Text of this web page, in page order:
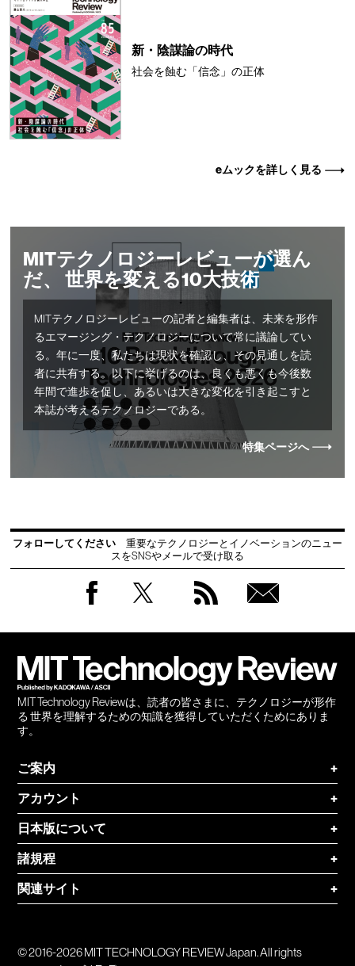
新・陰謀論の時代
社会を蝕む「信念」の正体
eムックを詳しく見る
MITテクノロジーレビューが選ん
だ、 世界を変える10大技術
MITテクノロジーレビューの記者と編集者は、未来を形作
るエマージング・テクノロジーについて常に議論してい
る。年に一度、私たちは現状を確認し、その見通しを読
者に共有する。以下に挙げるのは、良くも悪くも今後数
年間で進歩を促し、あるいは大きな変化を引き起こすと
本誌が考えるテクノロジーである。
特集ページへ
フォローしてください
重要なテクノロジーとイノベーションのニュー
スをSNSやメールで受け取る
MIT Technology Reviewは、読者の皆さまに、テクノロジーが形作
る 世界を理解するための知識を獲得していただくためにありま
す。
ご案内
+
アカウント
+
日本版について
+
諸規程
+
関連サイト
+
© 2016-2026 MIT TECHNOLOGY REVIEW Japan. All rights